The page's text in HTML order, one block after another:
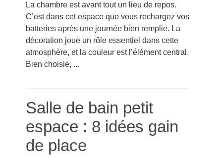
La chambre est avant tout un lieu de repos.
C’est dans cet espace que vous rechargez vos
batteries après une journée bien remplie. La
décoration joue un rôle essentiel dans cette
atmosphère, et la couleur est l’élément central.
Bien choisie, ...
Salle de bain petit
espace : 8 idées gain
de place